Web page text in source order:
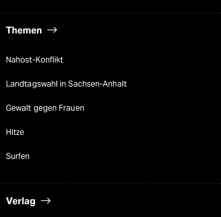
Themen
Nahost-Konflikt
Landtagswahl in Sachsen-Anhalt
Gewalt gegen Frauen
Hitze
Surfen
Verlag